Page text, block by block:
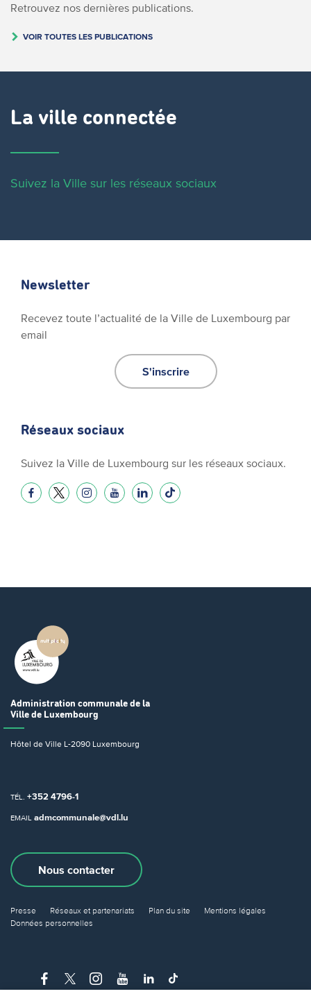
Retrouvez nos dernières publications.
VOIR TOUTES LES PUBLICATIONS
La ville connectée
Suivez la Ville sur les réseaux sociaux
Newsletter
Recevez toute l’actualité de la Ville de Luxembourg par
email
S'inscrire
Réseaux sociaux
Suivez la Ville de Luxembourg sur les réseaux sociaux.
Administration communale de la
Ville de Luxembourg
Hôtel de Ville L-2090 Luxembourg
TÉL. +352 4796-1
EMAIL admcommunale@vdl.lu
Nous contacter
Presse Réseaux et partenariats Plan du site
Mentions légales
Données personnelles